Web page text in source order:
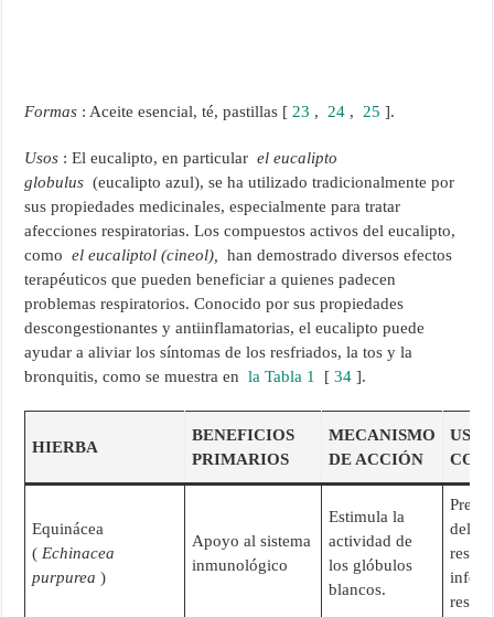
Formas : Aceite esencial, té, pastillas [23 ,24 ,25 ].
Usos : El eucalipto, en particularel eucalipto
globulus (eucalipto azul), se ha utilizado tradicionalmente por
sus propiedades medicinales, especialmente para tratar
afecciones respiratorias. Los compuestos activos del eucalipto,
comoel eucaliptol (cineol), han demostrado diversos efectos
terapéuticos que pueden beneficiar a quienes padecen
problemas respiratorios. Conocido por sus propiedades
descongestionantes y antiinflamatorias, el eucalipto puede
ayudar a aliviar los síntomas de los resfriados, la tos y la
bronquitis, como se muestra enla Tabla 1 [34 ].
HIERBA
BENEFICIOS
PRIMARIOS
MECANISMO
DE ACCIÓN
USOS
Equinácea
(Echinacea
purpurea )
Apoyo al sistema
inmunológico
Estimula la
actividad de
los glóbulos
blancos.
del